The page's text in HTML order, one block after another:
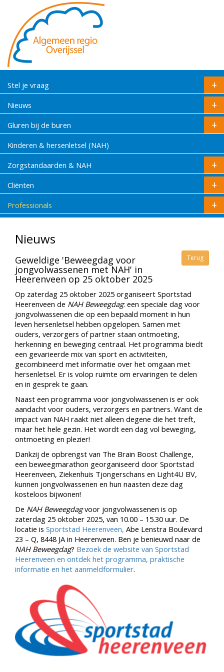
Stel je vraag
Nieuws
Gluren bij de buren
Kinderen & hersenletsel (NAH)
Zorgstandaarden & NAH
Cliënten
Professionals
Nieuws
Terug
Geweldige 'Beweegdag voor
jongvolwassenen met NAH' in
Heerenveen op 25 oktober 2025
Op zaterdag 25 oktober 2025 organiseert Sportstad
Heerenveen de NAH Beweegdag: een speciale dag voor
jongvolwassenen die op een bepaald moment in hun
leven hersenletsel hebben opgelopen. Samen met
ouders, verzorgers of partner staan ontmoeting,
herkenning en beweging centraal. Het programma biedt
een gevarieerde mix van sport en activiteiten,
gecombineerd met informatie over het omgaan met
hersenletsel. Er is volop ruimte om ervaringen te delen
en in gesprek te gaan.
Naast een programma voor jongvolwassenen is er ook
aandacht voor ouders, verzorgers en partners. Want de
impact van NAH raakt niet alleen degene die het treft,
maar het hele gezin. Het wordt een dag vol beweging,
ontmoeting en plezier!
Dankzij de opbrengst van The Brain Boost Challenge,
een beweegmarathon georganiseerd door Sportstad
Heerenveen, Ziekenhuis Tjongerschans en Light4U BV,
kunnen jongvolwassenen en hun naasten deze dag
kosteloos bijwonen!
De NAH Beweegdagvoor jongvolwassenen is op
zaterdag 25 oktober 2025, van 10.00 – 15.30 uur. De
locatie is Sportstad Heerenveen, Abe Lenstra Boulevard
23 – Q, 8448 JA in Heerenveen. Ben je benieuwd naar de
NAH Beweegdag? Bezoek de website van Sportstad
Heerenveen en ontdek het programma, praktische
informatie en het aanmeldformulier.